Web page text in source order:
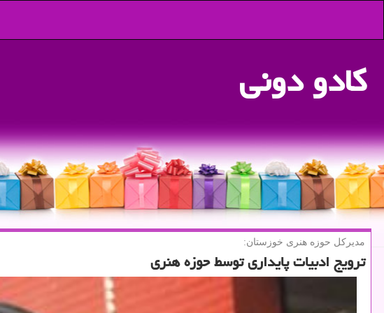
كادو دونی
مدیركل حوزه هنری خوزستان:
ترویج ادبیات پایداری توسط حوزه هنری